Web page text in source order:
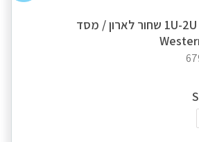
מדף אוניברסלי 1U-2U שחור לארון / מסד